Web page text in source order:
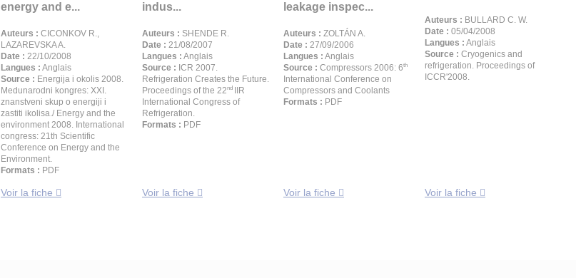
energy and e...
Auteurs : CICONKOV R.,
LAZAREVSKA A.
Date : 22/10/2008
Langues : Anglais
Source : Energija i okolis 2008.
Medunarodni kongres: XXI.
znanstveni skup o energiji i
zastiti ikolisa./ Energy and the
environment 2008. International
congress: 21th Scientific
Conference on Energy and the
Environment.
Formats : PDF
Voir la fiche
indus...
Auteurs : SHENDE R.
Date : 21/08/2007
Langues : Anglais
Source : ICR 2007.
Refrigeration Creates the Future.
Proceedings of the 22nd
IIR
International Congress of
Refrigeration.
Formats : PDF
Voir la fiche
leakage inspec...
Auteurs : ZOLTÁN A.
Date : 27/09/2006
Langues : Anglais
Source : Compressors 2006: 6th
International Conference on
Compressors and Coolants
Formats : PDF
Voir la fiche
Auteurs : BULLARD C. W.
Date : 05/04/2008
Langues : Anglais
Source : Cryogenics and
refrigeration. Proceedings of
ICCR'2008.
Voir la fiche